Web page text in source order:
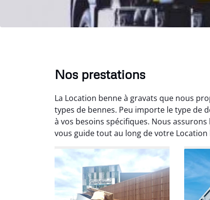
Nos prestations
La Location benne à gravats que nous
types de bennes. Peu importe le type de
à vos besoins spécifiques. Nous
vous guide tout au long de votre Location
Le